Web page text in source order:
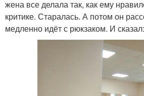
жена все делала так, как ему
критике. Старалась. А потом он
медленно идёт с рюкзаком. И